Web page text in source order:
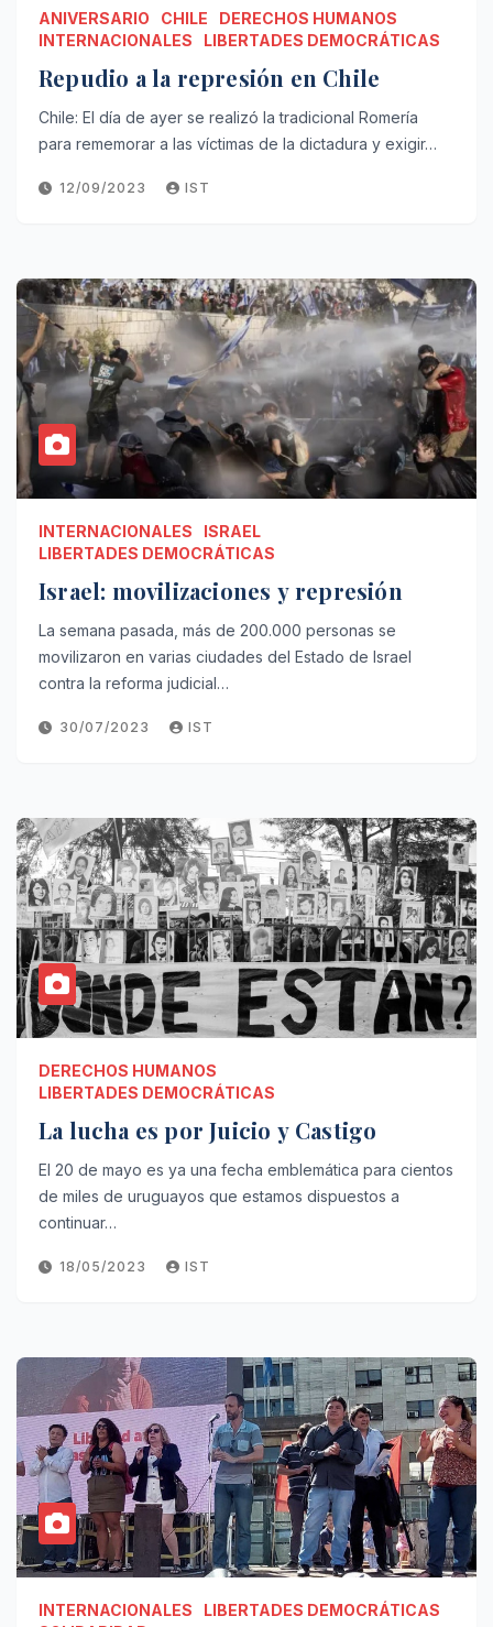
ANIVERSARIO CHILE
DERECHOS HUMANOS
INTERNACIONALES
LIBERTADES DEMOCRÁTICAS
Repudio a la represión en Chile
Chile: El día de ayer se realizó la tradicional Romería
para rememorar a las víctimas de la dictadura y exigir…
12/09/2023 IST
INTERNACIONALES
ISRAEL
LIBERTADES DEMOCRÁTICAS
Israel: movilizaciones y represión
La semana pasada, más de 200.000 personas se
movilizaron en varias ciudades del Estado de Israel
contra la reforma judicial…
30/07/2023 IST
DERECHOS HUMANOS
LIBERTADES DEMOCRÁTICAS
La lucha es por Juicio y Castigo
El 20 de mayo es ya una fecha emblemática para cientos
de miles de uruguayos que estamos dispuestos a
continuar…
18/05/2023 IST
INTERNACIONALES
LIBERTADES DEMOCRÁTICAS